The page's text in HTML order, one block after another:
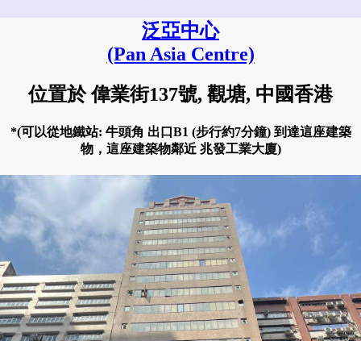
泛亞中心
(Pan Asia Centre)
位置於 偉業街137號, 觀塘, 中國香港
*(可以從地鐵站: 牛頭角 出口B1 (步行約7分鐘) 到達這座建築
物，這座建築物鄰近 兆發工業大廈)